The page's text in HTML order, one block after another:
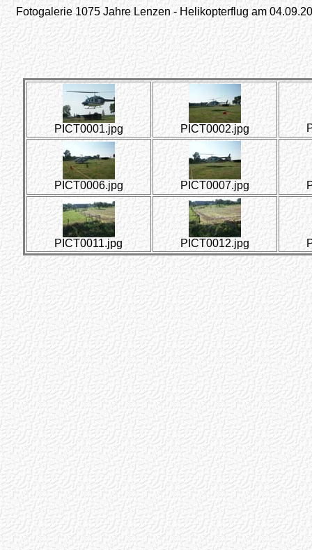
Fotogalerie 1075 Jahre Lenzen - Helikopterflug am
PICT0001.jpg PICT0002.jpg
PICT0006.jpg PICT0007.jpg
PICT0011.jpg PICT0012.jpg